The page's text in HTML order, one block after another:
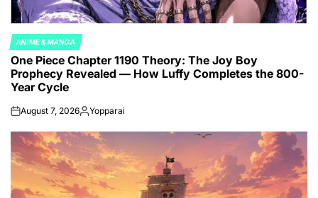
POSTED
IN
ANIME & MANGA
One Piece Chapter 1190 Theory: The Joy Boy
Prophecy Revealed — How Luffy Completes the 800-
Year Cycle
onAugust 7, 2026Posted
Yopparai